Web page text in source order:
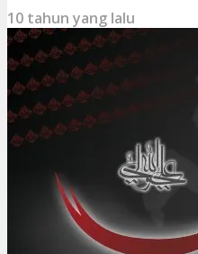
10 tahun yang lalu